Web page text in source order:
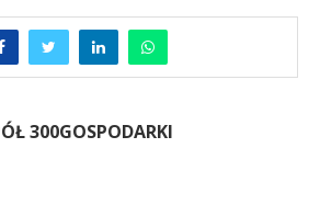
300GOSPODARKI